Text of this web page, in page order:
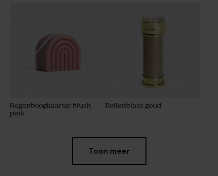
Regenboogkaarsje blush
pink
Bellenblaas goud
Toon meer